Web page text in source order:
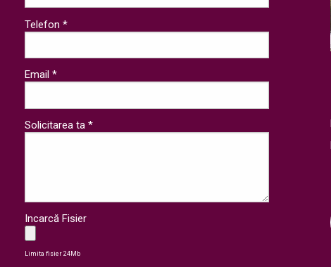
Telefon *
Email *
Solicitarea ta *
Incarcă Fisier
Limita fisier 24Mb